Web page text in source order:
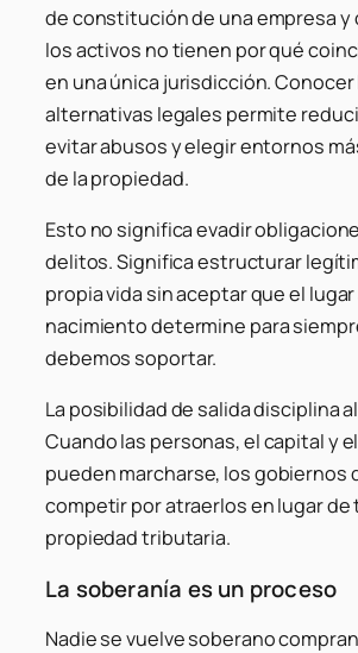
de constitución de una empresa y
los activos no tienen por qué
en una única jurisdicción. Conocer
alternativas legales permite
evitar abusos y elegir entornos
de la propiedad.
Esto no significa evadir
delitos. Significa estructurar
propia vida sin aceptar que el
nacimiento determine para
debemos soportar.
La posibilidad de salida disciplina
Cuando las personas, el capital y
pueden marcharse, los gobiernos
competir por atraerlos en lugar
propiedad tributaria.
La soberanía es un proceso
Nadie se vuelve soberano